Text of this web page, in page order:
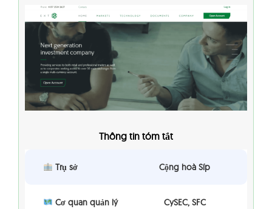
Thông tin tóm tắt
Trụ sở Cộng hoà Síp
Cơ quan quản lý CySEC, SFC